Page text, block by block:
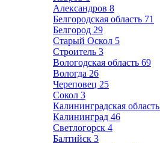
Александров 8
Белгородская область 71
Белгород 29
Старый Оскол 5
Строитель 3
Вологодская область 69
Вологда 26
Череповец 25
Сокол 3
Калининградская область
Калининград 46
Светлогорск 4
Балтийск 3